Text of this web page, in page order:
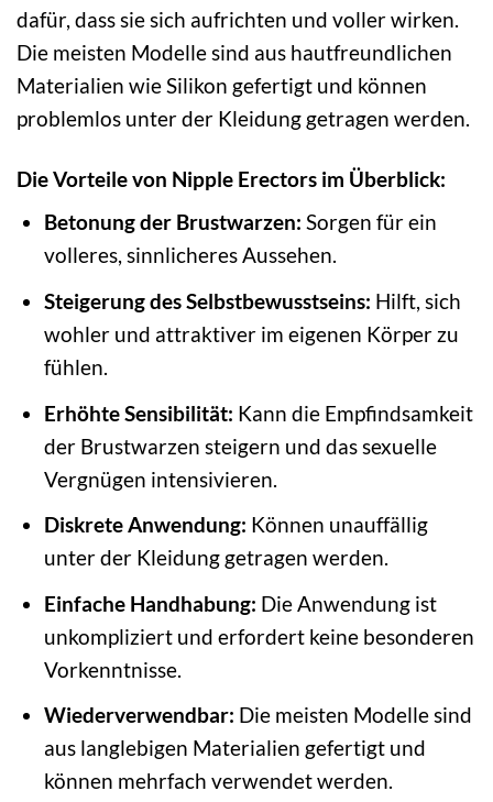
dafür, dass sie sich aufrichten und voller wirken.
Die meisten Modelle sind aus hautfreundlichen
Materialien wie Silikon gefertigt und können
problemlos unter der Kleidung getragen werden.
Die Vorteile von Nipple Erectors im Überblick:
Betonung der Brustwarzen: Sorgen für ein
volleres, sinnlicheres Aussehen.
Steigerung des Selbstbewusstseins: Hilft, sich
wohler und attraktiver im eigenen Körper zu
fühlen.
Erhöhte Sensibilität: Kann die Empfindsamkeit
der Brustwarzen steigern und das sexuelle
Vergnügen intensivieren.
Diskrete Anwendung: Können unauffällig
unter der Kleidung getragen werden.
Einfache Handhabung: Die Anwendung ist
unkompliziert und erfordert keine besonderen
Vorkenntnisse.
Wiederverwendbar: Die meisten Modelle sind
aus langlebigen Materialien gefertigt und
können mehrfach verwendet werden.